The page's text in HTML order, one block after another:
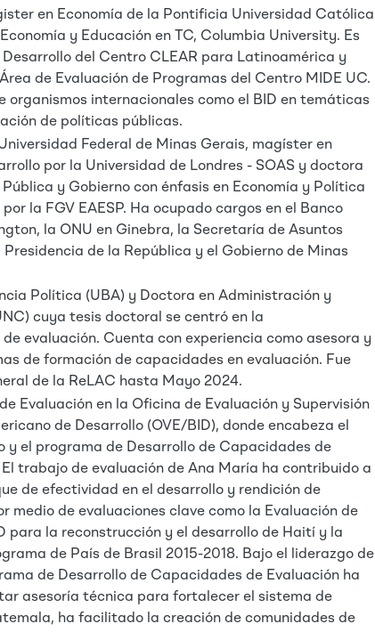
en Economía de la Pontificia Universidad Católica
y Educación en TC, Columbia University. Es
Desarrollo del Centro CLEAR para Latinoamérica y
de Evaluación de Programas del Centro MIDE UC.
organismos internacionales como el BID en temáticas
de políticas públicas.
Federal de Minas Gerais, magíster en
por la Universidad de Londres - SOAS y doctora
y Gobierno con énfasis en Economía y Política
la FGV EAESP. Ha ocupado cargos en el Banco
la ONU en Ginebra, la Secretaría de Asuntos
de la República y el Gobierno de Minas
Política (UBA) y Doctora en Administración y
cuya tesis doctoral se centró en la
evaluación. Cuenta con experiencia como asesora y
de formación de capacidades en evaluación. Fue
de la ReLAC hasta Mayo 2024.
Evaluación en la Oficina de Evaluación y Supervisión
de Desarrollo (OVE/BID), donde encabeza el
y el programa de Desarrollo de Capacidades de
El trabajo de evaluación de Ana María ha contribuido a
de efectividad en el desarrollo y rendición de
medio de evaluaciones clave como la Evaluación de
para la reconstrucción y el desarrollo de Haití y la
de País de Brasil 2015-2018. Bajo el liderazgo de
de Desarrollo de Capacidades de Evaluación ha
asesoría técnica para fortalecer el sistema de
ha facilitado la creación de comunidades de